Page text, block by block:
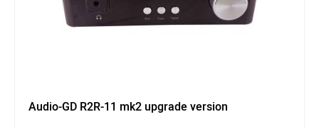
Audio-GD R2R-11 mk2 upgrade version